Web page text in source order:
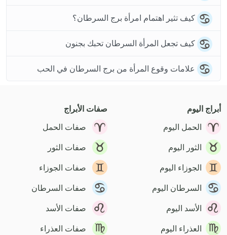
كيف تثير اهتمام امرأة برج السرطان؟
كيف تجعل المرأة السرطان تحبك بجنون
علامات وقوع المرأة من برج السرطان في الحب
أبراج اليوم
الحمل اليوم
الثور اليوم
الجوزاء اليوم
السرطان اليوم
الأسد اليوم
العذراء اليوم
صفات الأبراج
صفات الحمل
صفات الثور
صفات الجوزاء
صفات السرطان
صفات الأسد
صفات العذراء